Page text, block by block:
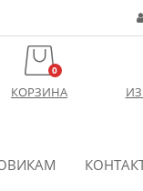
0
КОРЗИНА